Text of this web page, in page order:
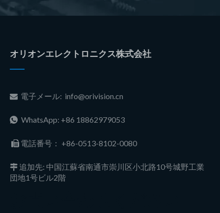
オリオンエレクトロニクス株式会社
 電子メール: info@orivision.cn
 WhatsApp: +86 18862979053
 電話番号： +86-0513-8102-0080
追加先: 中国江蘇省南通市崇川区小北路10号城野工業
団地1号ビル2階